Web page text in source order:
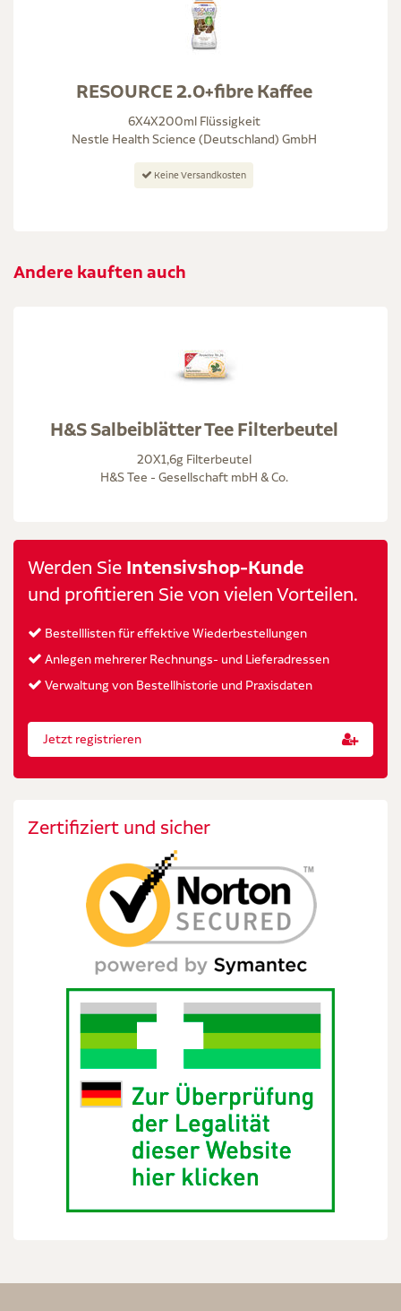
RESOURCE 2.0+fibre Kaffee
6X4X200ml Flüssigkeit
Nestle Health Science (Deutschland) GmbH
Keine Versandkosten
Andere kauften auch
H&S Salbeiblätter Tee Filterbeutel
20X1,6g Filterbeutel
H&S Tee - Gesellschaft mbH & Co.
Werden Sie Intensivshop-Kunde
und profitieren Sie von vielen Vorteilen.
Bestelllisten für effektive Wiederbestellungen
Anlegen mehrerer Rechnungs- und Lieferadressen
Verwaltung von Bestellhistorie und Praxisdaten
Jetzt registrieren
Zertifiziert und sicher